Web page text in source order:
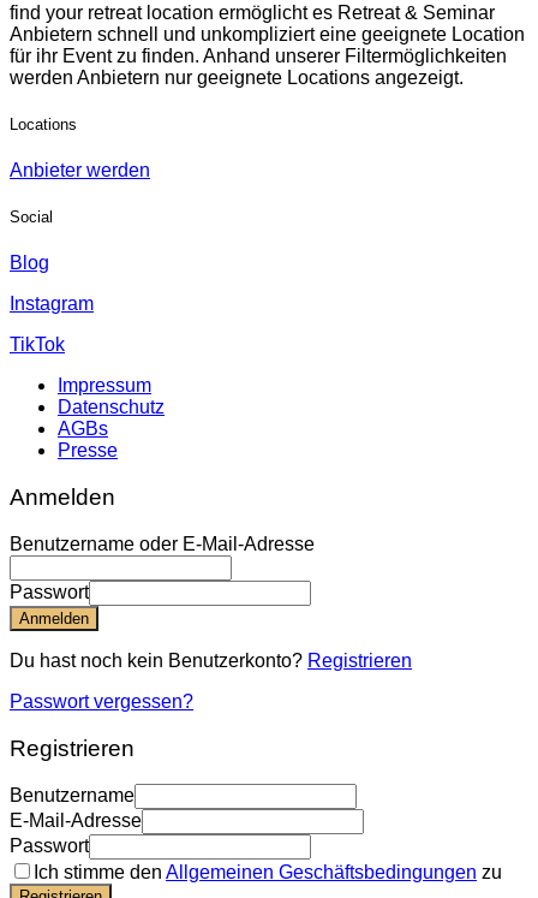
find your retreat location ermöglicht es Retreat & Seminar
Anbietern schnell und unkompliziert eine geeignete Location
für ihr Event zu finden. Anhand unserer Filtermöglichkeiten
werden Anbietern nur geeignete Locations angezeigt.
Locations
Anbieter werden
Social
Blog
Instagram
TikTok
Impressum
Datenschutz
AGBs
Presse
Anmelden
Benutzername oder E-Mail-Adresse
Passwort
Anmelden
Du hast noch kein Benutzerkonto? Registrieren
Passwort vergessen?
Registrieren
Benutzername
E-Mail-Adresse
Passwort
Ich stimme den Allgemeinen Geschäftsbedingungen zu